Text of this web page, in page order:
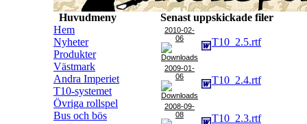
Huvudmeny
Hem
Nyheter
Produkter
Västmark
Andra Imperiet
T10-systemet
Övriga rollspel
Bus och bös
Senast uppskickade filer
2010-02-
06
T10_2.5.rtf
2009-01-
06
T10_2.4.rtf
2008-09-
08
T10_2.3.rtf